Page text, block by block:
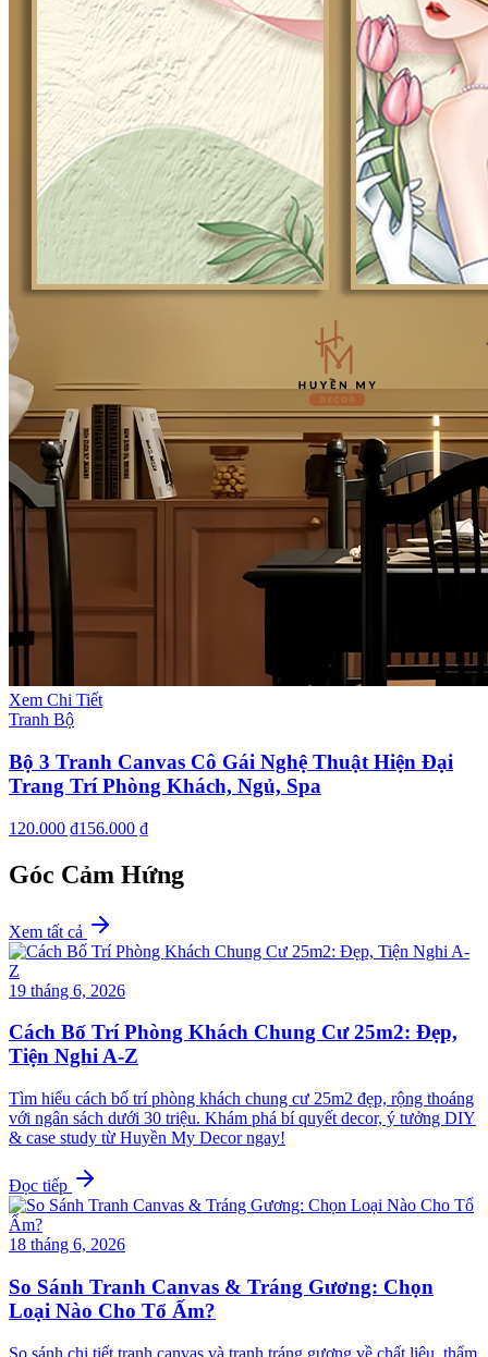
Xem Chi Tiết
Tranh Bộ
Bộ 3 Tranh Canvas Cô Gái Nghệ Thuật Hiện Đại
Trang Trí Phòng Khách, Ngủ, Spa
120.000 ₫156.000 ₫
Góc Cảm Hứng
Xem tất cả
19 tháng 6, 2026
Cách Bố Trí Phòng Khách Chung Cư 25m2: Đẹp,
Tiện Nghi A-Z
Tìm hiểu cách bố trí phòng khách chung cư 25m2 đẹp, rộng thoáng
với ngân sách dưới 30 triệu. Khám phá bí quyết decor, ý tưởng DIY
& case study từ Huyền My Decor ngay!
Đọc tiếp
18 tháng 6, 2026
So Sánh Tranh Canvas & Tráng Gương: Chọn
Loại Nào Cho Tổ Ấm?
So sánh chi tiết tranh canvas và tranh tráng gương về chất liệu, thẩm